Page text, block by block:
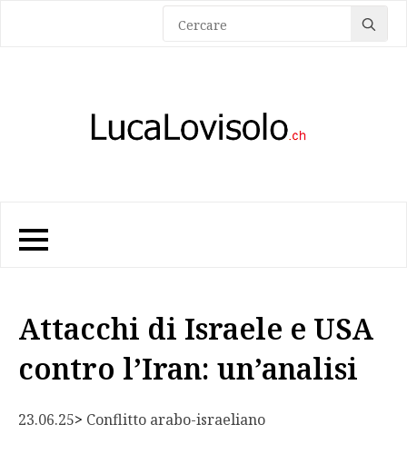
for:
Attacchi di Israele e USA
contro l’Iran: un’analisi
23.06.25> Conflitto arabo-israeliano